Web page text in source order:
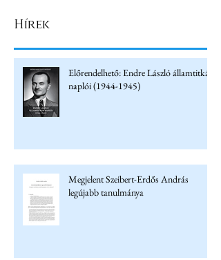
Hírek
Előrendelhető: Endre László államtitkár
naplói (1944-1945)
Megjelent Szeibert-Erdős András
legújabb tanulmánya